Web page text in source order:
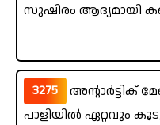
സുഷിരം ആദ്യമായി
3275
പാളിയിൽ ഏറ്റവും